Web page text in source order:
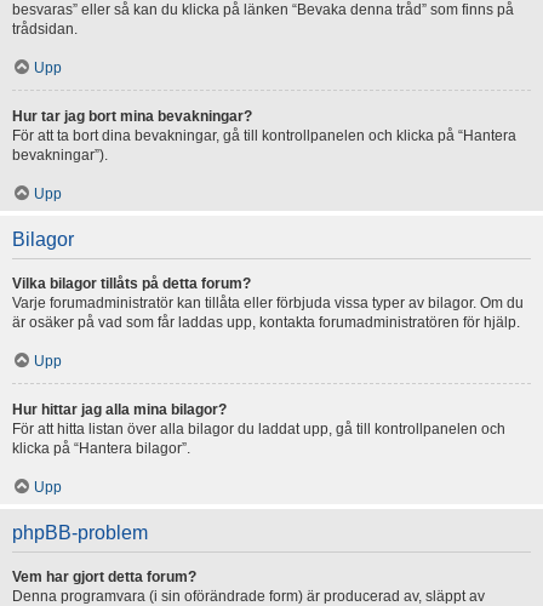
besvaras” eller så kan du klicka på länken “Bevaka denna tråd” som finns på
trådsidan.
Upp
Hur tar jag bort mina bevakningar?
För att ta bort dina bevakningar, gå till kontrollpanelen och klicka på “Hantera
bevakningar”).
Upp
Bilagor
Vilka bilagor tillåts på detta forum?
Varje forumadministratör kan tillåta eller förbjuda vissa typer av bilagor. Om du
är osäker på vad som får laddas upp, kontakta forumadministratören för hjälp.
Upp
Hur hittar jag alla mina bilagor?
För att hitta listan över alla bilagor du laddat upp, gå till kontrollpanelen och
klicka på “Hantera bilagor”.
Upp
phpBB-problem
Vem har gjort detta forum?
Denna programvara (i sin oförändrade form) är producerad av, släppt av